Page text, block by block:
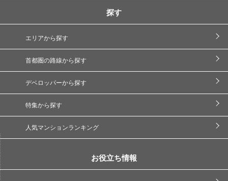
探す
エリアから探す
首都圏の路線から探す
デベロッパーから探す
特集から探す
人気マンションランキング
お役立ち情報